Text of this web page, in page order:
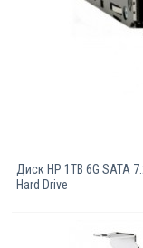
Диск HP 1TB 6G SATA
Hard Drive